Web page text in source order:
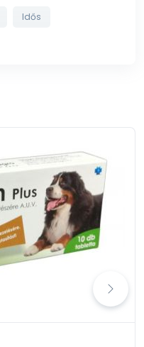
Idős